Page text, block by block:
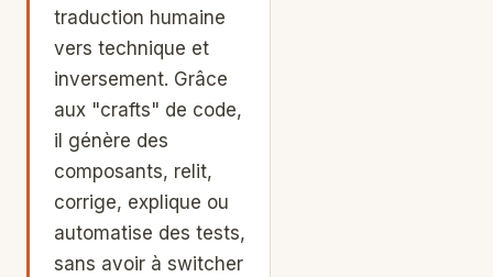
traduction humaine
vers technique et
inversement. Grâce
aux "crafts" de code,
il génère des
composants, relit,
corrige, explique ou
automatise des tests,
sans avoir à switcher